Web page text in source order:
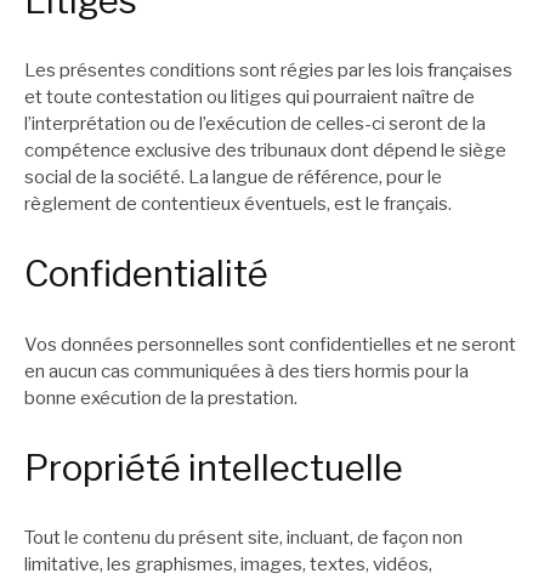
Les présentes conditions sont régies par les lois françaises
et toute contestation ou litiges qui pourraient naître de
l’interprétation ou de l’exécution de celles-ci seront de la
compétence exclusive des tribunaux dont dépend le siège
social de la société. La langue de référence, pour le
règlement de contentieux éventuels, est le français.
Confidentialité
Vos données personnelles sont confidentielles et ne seront
en aucun cas communiquées à des tiers hormis pour la
bonne exécution de la prestation.
Propriété intellectuelle
Tout le contenu du présent site, incluant, de façon non
limitative, les graphismes, images, textes, vidéos,